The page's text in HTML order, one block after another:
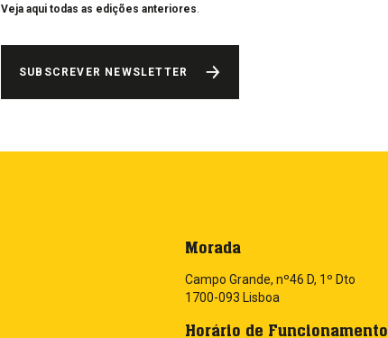
Veja aqui todas as edições anteriores.
SUBSCREVER NEWSLETTER
Morada
Campo Grande, nº46 D, 1º Dto
1700-093 Lisboa
Horário de Funcionamento